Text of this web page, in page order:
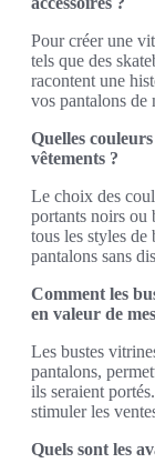
Pour créer une
tels que des
racontent une
vos pantalons de
Quelles
vêtements ?
Le choix des
portants noirs ou
tous les styles de
pantalons sans
Comment les
en valeur de
Les bustes
pantalons,
ils seraient
stimuler les
Quels sont les